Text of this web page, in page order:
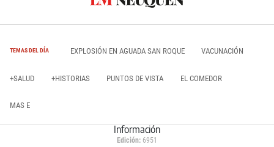
TEMAS DEL DÍA EXPLOSIÓN EN AGUADA SAN ROQUE VACUNACIÓN
+SALUD +HISTORIAS PUNTOS DE VISTA EL COMEDOR
MAS E
Información
Edición: 6951